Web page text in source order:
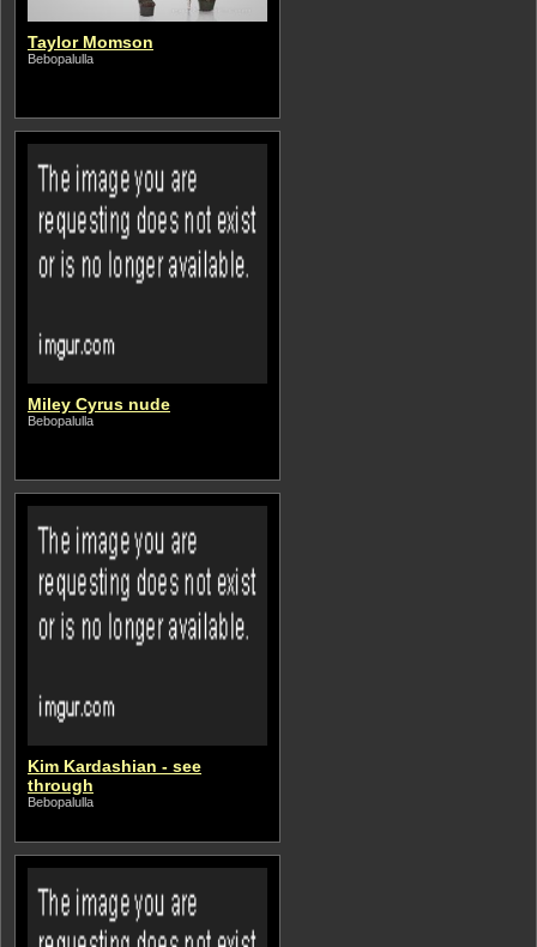
Taylor Momson
Bebopalulla
Miley Cyrus nude
Bebopalulla
Kim Kardashian - see
through
Bebopalulla